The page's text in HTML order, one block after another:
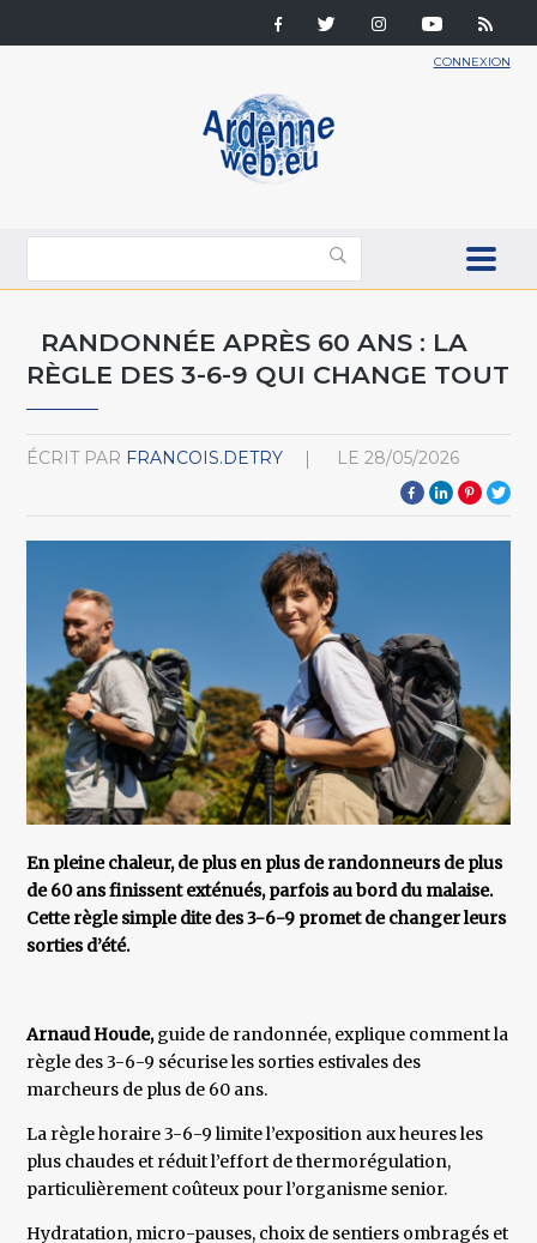
CONNEXION
RANDONNÉE APRÈS 60 ANS : LA
RÈGLE DES 3-6-9 QUI CHANGE TOUT
ÉCRIT PAR FRANCOIS.DETRY LE 28/05/2026
En pleine chaleur, de plus en plus de randonneurs de plus
de 60 ans finissent exténués, parfois au bord du malaise.
Cette règle simple dite des 3-6-9 promet de changer leurs
sorties d’été.
Arnaud Houde,guide de randonnée, explique comment la
règle des 3-6-9 sécurise les sorties estivales des
marcheurs de plus de 60 ans.
La règle horaire 3-6-9 limite l’exposition aux heures les
plus chaudes et réduit l’effort de thermorégulation,
particulièrement coûteux pour l’organisme senior.
Hydratation, micro-pauses, choix de sentiers ombragés et